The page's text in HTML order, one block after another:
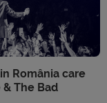
România care
The Bad